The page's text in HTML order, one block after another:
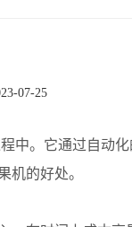
07-25
中。它通过自动
机的好处。